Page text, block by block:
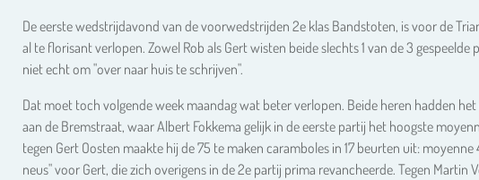
De eerste wedstrijdavond van de voorwedstrijden 2e klas Bandstoten, is voor de
al te florisant verlopen. Zowel Rob als Gert wisten beide slechts 1 van de 3
niet echt om "over naar huis te schrijven".
Dat moet toch volgende week maandag wat beter verlopen. Beide heren hadden
aan de Bremstraat, waar Albert Fokkema gelijk in de eerste partij het hoogste
tegen Gert Oosten maakte hij de 75 te maken caramboles in 17 beurten uit: moyenne
neus" voor Gert, die zich overigens in de 2e partij prima revancheerde. Tegen